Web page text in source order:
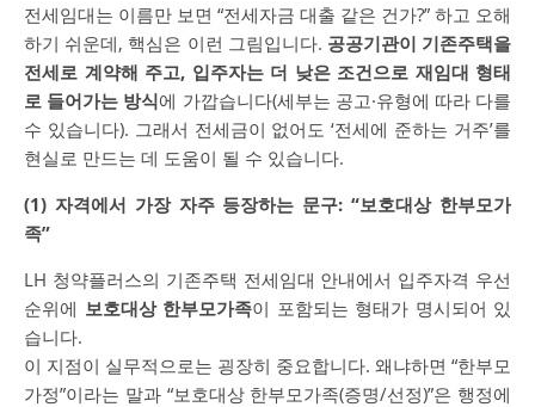
전세임대는 이름만 보면 “전세자금 대출 같은 건가?” 하고 오해
하기 쉬운데, 핵심은 이런 그림입니다. 공공기관이 기존주택을
전세로 계약해 주고, 입주자는 더 낮은 조건으로 재임대 형태
로 들어가는 방식에 가깝습니다(세부는 공고·유형에 따라 다를
수 있습니다). 그래서 전세금이 없어도 ‘전세에 준하는 거주’를
현실로 만드는 데 도움이 될 수 있습니다.
(1) 자격에서 가장 자주 등장하는 문구: “보호대상 한부모가
족”
LH 청약플러스의 기존주택 전세임대 안내에서 입주자격 우선
순위에 보호대상 한부모가족이 포함되는 형태가 명시되어 있
습니다.
이 지점이 실무적으로는 굉장히 중요합니다. 왜냐하면 “한부모
가정”이라는 말과 “보호대상 한부모가족(증명/선정)”은 행정에